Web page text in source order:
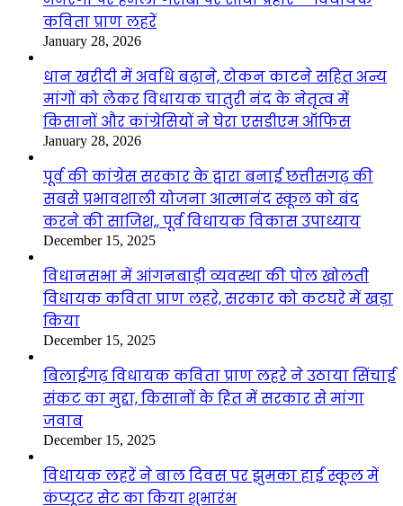
कविता प्राण लहरें
January 28, 2026
धान खरीदी में अवधि बढ़ाने, टोकन काटने सहित अन्य
मांगों को लेकर विधायक चातुरी नंद के नेतृत्व में
किसानों और कांग्रेसियों ने घेरा एसडीएम ऑफिस
January 28, 2026
पूर्व की कांग्रेस सरकार के द्वारा बनाई छत्तीसगढ़ की
सबसे प्रभावशाली योजना आत्मानंद स्कूल को बंद
करने की साजिश,, पूर्व विधायक विकास उपाध्याय
December 15, 2025
विधानसभा में आंगनबाड़ी व्यवस्था की पोल खोलती
विधायक कविता प्राण लहरे, सरकार को कटघरे में खड़ा
किया
December 15, 2025
बिलाईगढ़ विधायक कविता प्राण लहरे ने उठाया सिंचाई
संकट का मुद्दा, किसानों के हित में सरकार से मांगा
जवाब
December 15, 2025
विधायक लहरें ने बाल दिवस पर झुमका हाई स्कूल में
कंप्यूटर सेट का किया शुभारंभ